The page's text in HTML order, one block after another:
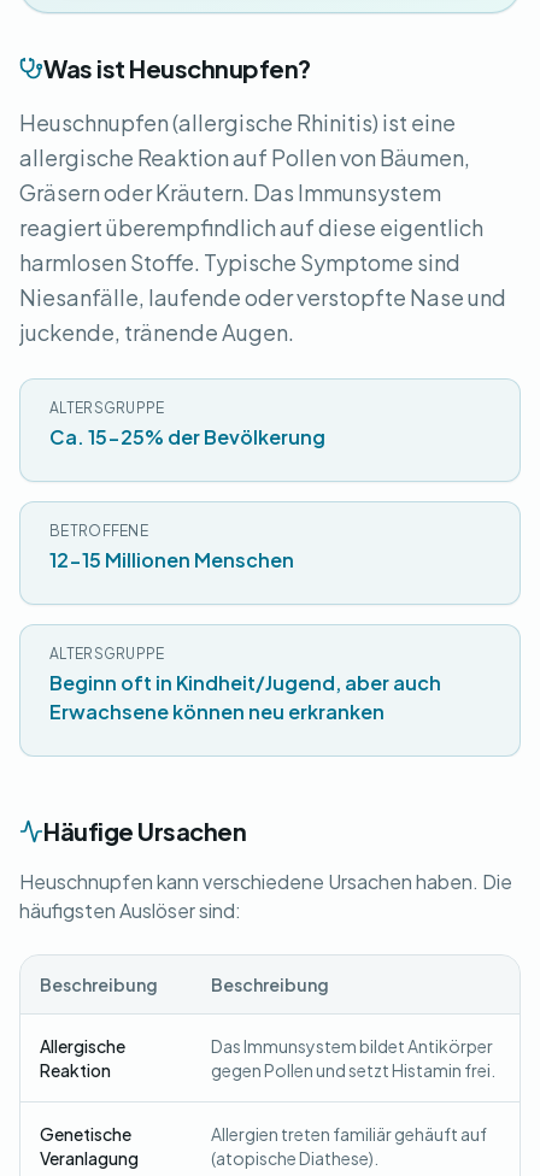
Was ist Heuschnupfen?
Heuschnupfen (allergische Rhinitis) ist eine
allergische Reaktion auf Pollen von Bäumen,
Gräsern oder Kräutern. Das Immunsystem
reagiert überempfindlich auf diese eigentlich
harmlosen Stoffe. Typische Symptome sind
Niesanfälle, laufende oder verstopfte Nase und
juckende, tränende Augen.
ALTERSGRUPPE
Ca. 15-25% der Bevölkerung
BETROFFENE
12-15 Millionen Menschen
ALTERSGRUPPE
Beginn oft in Kindheit/Jugend, aber auch
Erwachsene können neu erkranken
Häufige Ursachen
Heuschnupfen kann verschiedene Ursachen haben. Die
häufigsten Auslöser sind:
Beschreibung Beschreibung
Allergische
Reaktion
Das Immunsystem bildet Antikörper
gegen Pollen und setzt Histamin frei.
Genetische
Veranlagung
Allergien treten familiär gehäuft auf
(atopische Diathese).